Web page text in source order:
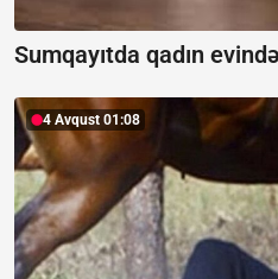
Sumqayıtda qadın
4 Avqust 01:08